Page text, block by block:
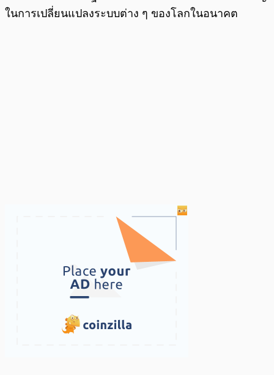
ในการเปลี่ยนแปลงระบบต่าง ๆ ของโลกในอนาคต